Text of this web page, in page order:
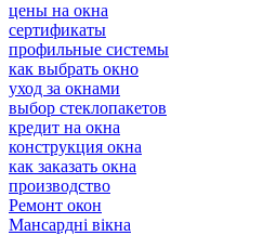
цены на окна
сертификаты
профильные системы
как выбрать окно
уход за окнами
выбор стеклопакетов
кредит на окна
конструкция окна
как заказать окна
производство
Ремонт окон
Мансардні вікна